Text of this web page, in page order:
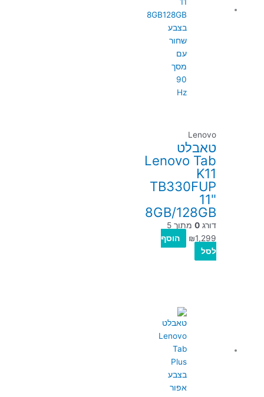
Lenovo
טאבלט
Lenovo Tab
K11
TB330FUP
11"
8GB/128GB
דורג0 מתוך 5
₪1,299
הוסף
לסל